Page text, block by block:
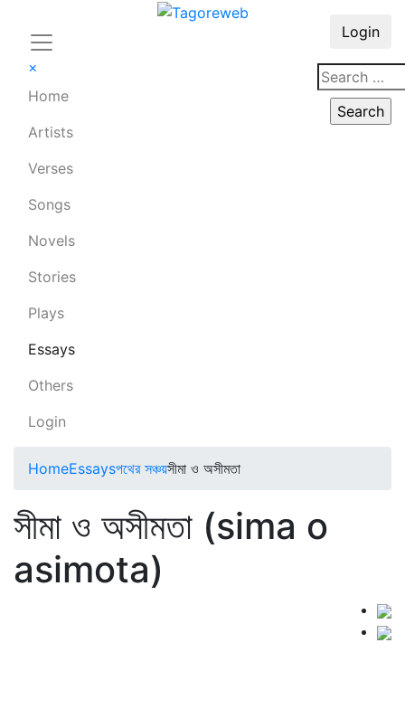
×
Home
Artists
Verses
Songs
Novels
Stories
Plays
Essays
Others
Login
Login
HomeEssaysপথের সঞ্চয়সীমা ও অসীমতা
সীমা ও অসীমতা (sima o
asimota)